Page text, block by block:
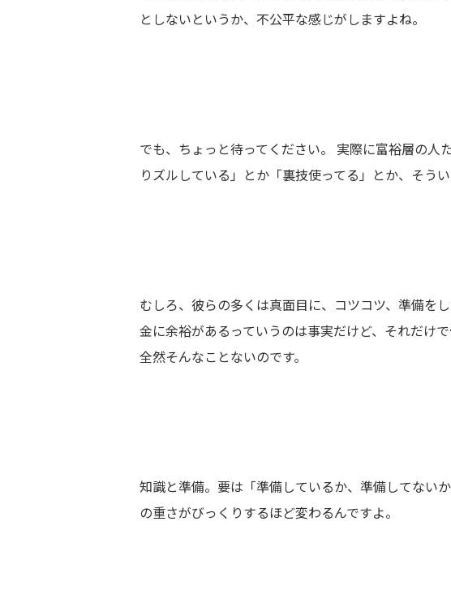
としないというか、不公平な感じがしますよね。
でも、ちょっと待ってください。 実際に富裕層の人
りズルしている」とか「裏技使ってる」とか、そう
むしろ、彼らの多くは真面目に、コツコツ、準備を
金に余裕があるっていうのは事実だけど、それだけ
全然そんなことないのです。
知識と準備。要は「準備しているか、準備してない
の重さがびっくりするほど変わるんですよ。